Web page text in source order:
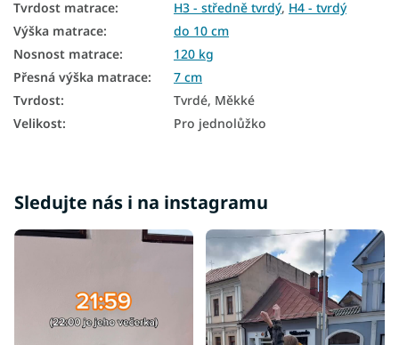
Vrchní matrace 7 cm
Tvrdost matrace: H3 - středně tvrdý, H4 - tvrdý
Výška matrace:
do 10 cm
Nosnost matrace:
120 kg
Přesná výška matrace:
7 cm
Tvrdost:
Tvrdé, Měkké
Velikost: Pro jednolůžko
Sledujte nás i na instagramu